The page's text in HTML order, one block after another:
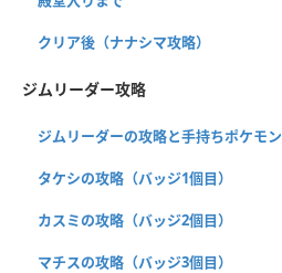
クリア後（ナナシマ攻略）
ジムリーダー攻略
ジムリーダーの攻略と手持ちポケモン
タケシの攻略（バッジ1個目）
カスミの攻略（バッジ2個目）
マチスの攻略（バッジ3個目）